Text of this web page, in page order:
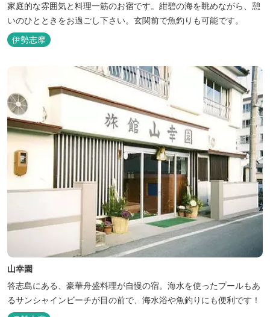
家庭的な雰囲気と料理一筋のお宿です。紺碧の海を眺めながら、憩
いのひとときをお過ごし下さい。玄関前で魚釣りも可能です。
伊勢志摩
山幸園
答志島にある、豪華舟盛料理が自慢の宿。海水を使ったプールもあ
るサンシャインビーチが目の前で、海水浴や魚釣りにも便利です！